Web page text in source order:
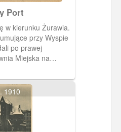
Port
w kierunku Żurawia.
przy Wyspie
po prawej
Miejska na
1910